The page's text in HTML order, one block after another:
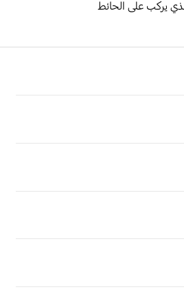
يركب على الحائط